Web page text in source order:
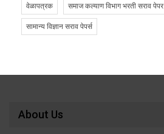
वेळापत्रक समाज कल्याण विभाग भरती सराव पेपर
सामान्य विज्ञान सराव पेपर्स
About Us